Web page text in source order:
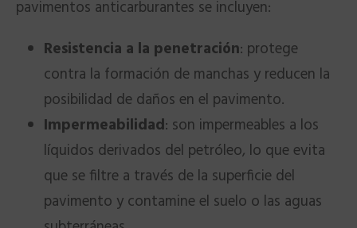
pavimentos anticarburantes se incluyen:
Resistencia a la penetración: protege
contra la formación de manchas y reducen la
posibilidad de daños en el pavimento.
Impermeabilidad: son impermeables a los
líquidos derivados del petróleo, lo que evita
que se filtre a través de la superficie del
pavimento y contamine el suelo o las aguas